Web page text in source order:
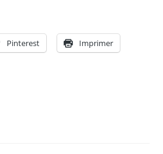
Pinterest Imprimer